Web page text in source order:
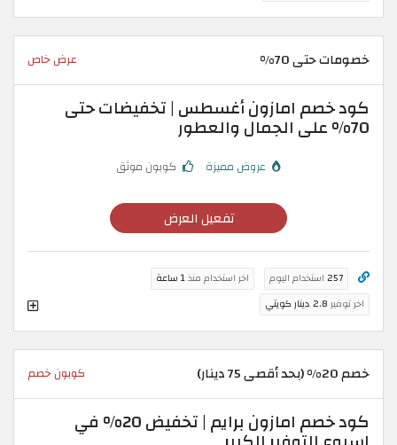
خصومات حتى 70% عرض خاص
كود خصم امازون أغسطس | تخفيضات حتى
70% على الجمال والعطور
عروض مميزة كوبون موثق
تفعيل العرض
257 استخدام اليوم اخر استخدام منذ1 ساعة
اخر توفير 2.8 دينار كويتي
خصم 20% (بحد أقصى 75 دينار) كوبون خصم
كود خصم امازون برايم | تخفيض 20% في